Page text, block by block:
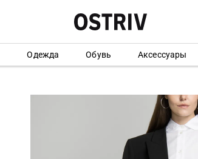
Одежда Обувь Аксессуары